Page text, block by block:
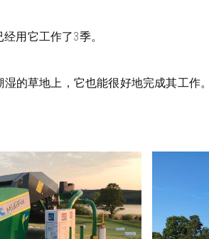
用它工作了3季。
的草地上，它也能很好地完成其工作。